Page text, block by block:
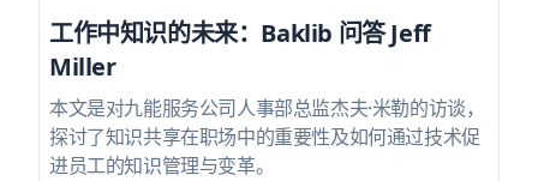
工作中知识的未来：Baklib 问答 Jeff
Miller
本文是对九能服务公司人事部总监杰夫·米勒的访谈，
探讨了知识共享在职场中的重要性及如何通过技术促
进员工的知识管理与变革。